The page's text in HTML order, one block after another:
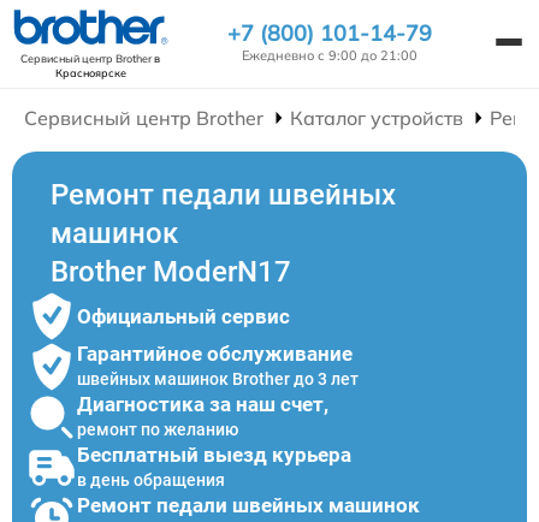
Сервисный центр Brotherв
Красноярске
+7 (800) 101-14-79
Ежедневно с 9:00 до 21:00
Сервисный центр Brother Каталог устройств
Ремонт педали швейных
машинок
Brother ModerN17
Официальный сервис
Гарантийное обслуживание
швейных машинок Brother до 3 лет
Диагностика за наш счет,
ремонт по желанию
Бесплатный выезд курьера
в день обращения
Ремонт педали швейных машинок